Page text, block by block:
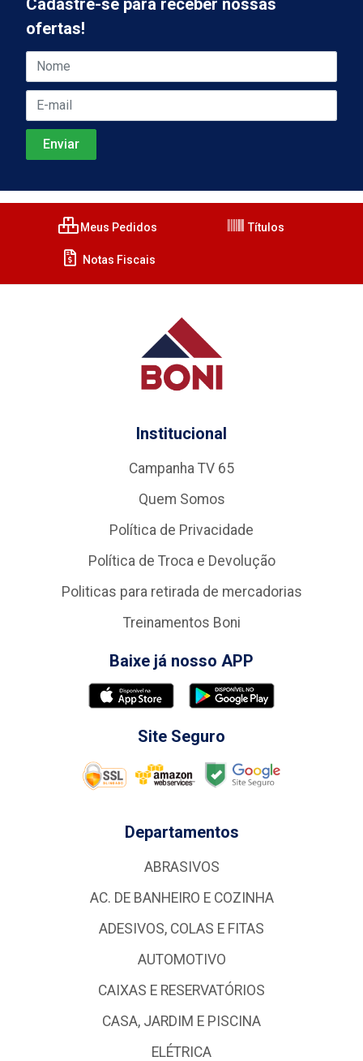
ofertas!
Meus Pedidos Títulos
Notas Fiscais
Institucional
Campanha TV 65
Quem Somos
Política de Privacidade
Política de Troca e Devolução
Politicas para retirada de mercadorias
Treinamentos Boni
Baixe já nosso APP
Site Seguro
Departamentos
ABRASIVOS
AC. DE BANHEIRO E COZINHA
ADESIVOS, COLAS E FITAS
AUTOMOTIVO
CAIXAS E RESERVATÓRIOS
CASA, JARDIM E PISCINA
ELÉTRICA